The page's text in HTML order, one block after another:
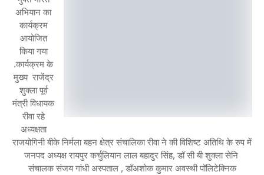
अभियान का
कार्यक्रम
आयोजित
किया गया
.कार्यक्रम के
मुख्य राजेंद्र
शुक्ला पूर्व
मंत्री विधायक
रीवा रहे
अध्यक्षता
राजयोगिनी बीके निर्मला बहन क्षेत्र संचालिका रीवा ने की विशिष्ट अतिथि के रुप में
जनपद अध्यक्ष रायपुर कर्चुलियान लाल बहादुर सिंह, डॉ सी बी शुक्ला सेनि
संचालक संजय गांधी अस्पताल , डॉअशोक कुमार अवस्थी पॉलिटेक्निक